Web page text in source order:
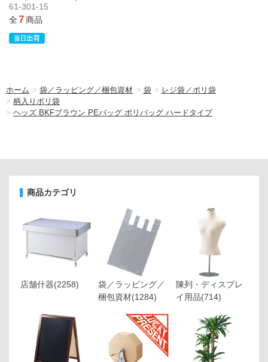
61-301-15
全7商品
ホーム >袋／ラッピング／梱包資材 > 袋 > レジ袋／ポリ袋
> 柄入りポリ袋
> ヘッズ BKFブラウン PEバッグ ポリバッグ ハードタイプ
商品カテゴリ
店舗什器(2258)
袋／ラッピング／
梱包資材(1284)
陳列・ディスプレ
イ用品(714)